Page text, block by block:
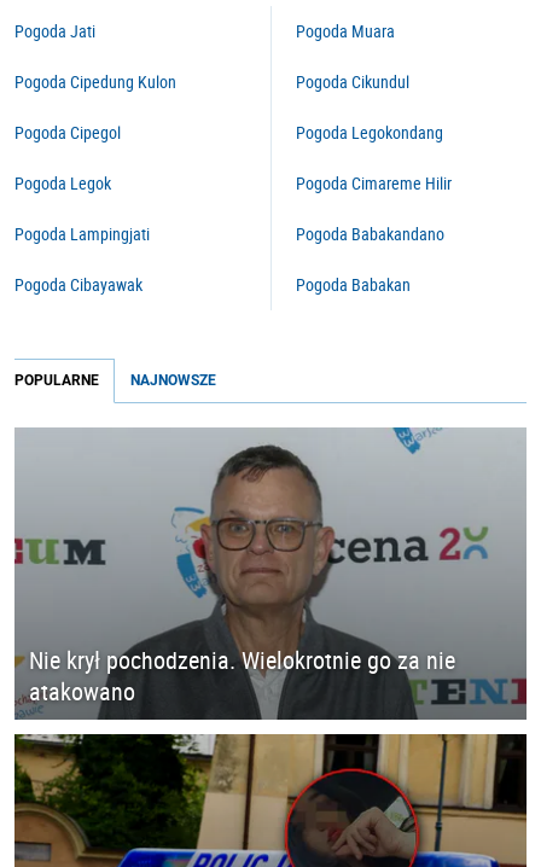
Pogoda Jati
Pogoda Cipedung Kulon
Pogoda Cipegol
Pogoda Legok
Pogoda Lampingjati
Pogoda Cibayawak
Pogoda Muara
Pogoda Cikundul
Pogoda Legokondang
Pogoda Cimareme Hilir
Pogoda Babakandano
Pogoda Babakan
POPULARNE NAJNOWSZE
Nie krył pochodzenia. Wielokrotnie go za nie
atakowano